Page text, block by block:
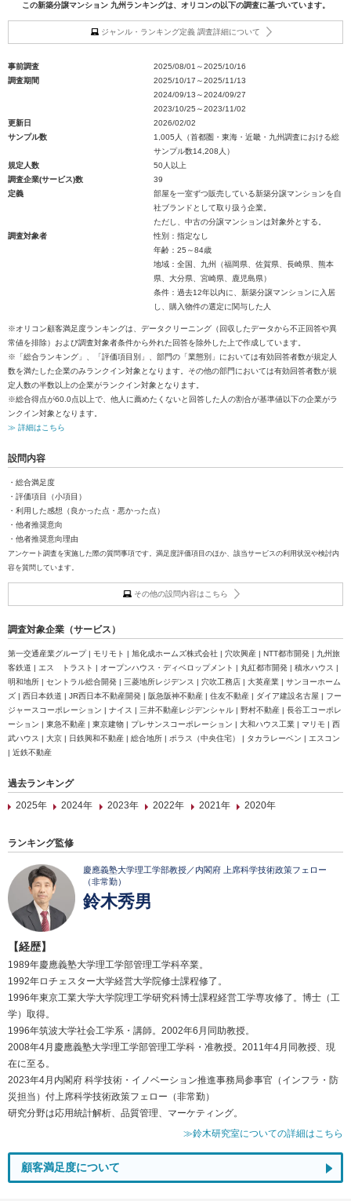
この新築分譲マンション 九州ランキングは、オリコンの以下の調査に基づいています。
ジャンル・ランキング定義 調査詳細について
事前調査
2025/08/01～2025/10/16
調査期間
2025/10/17～2025/11/13
2024/09/13～2024/09/27
2023/10/25～2023/11/02
更新日
2026/02/02
サンプル数
1,005人（首都圏・東海・近畿・九州調査における総
サンプル数14,208人）
規定人数
50人以上
調査企業(サービス)数
39
定義
部屋を一室ずつ販売している新築分譲マンションを自
社ブランドとして取り扱う企業。
ただし、中古の分譲マンションは対象外とする。
調査対象者
性別：指定なし
年齢：25～84歳
地域：全国、九州（福岡県、佐賀県、長崎県、熊本
県、大分県、宮崎県、鹿児島県）
条件：過去12年以内に、新築分譲マンションに入居
し、購入物件の選定に関与した人
※オリコン顧客満足度ランキングは、データクリーニング（回収したデータから不正回答や異
常値を排除）および調査対象者条件から外れた回答を除外した上で作成しています。
※「総合ランキング」、「評価項目別」、部門の「業態別」においては有効回答者数が規定人
数を満たした企業のみランクイン対象となります。その他の部門においては有効回答者数が規
定人数の半数以上の企業がランクイン対象となります。
※総合得点が60.0点以上で、他人に薦めたくないと回答した人の割合が基準値以下の企業がラ
ンクイン対象となります。
≫ 詳細はこちら
設問内容
・総合満足度
・評価項目（小項目）
・利用した感想（良かった点・悪かった点）
・他者推奨意向
・他者推奨意向理由
アンケート調査を実施した際の質問事項です。満足度評価項目のほか、該当サービスの利用状況や検討内
容を質問しています。
その他の設問内容はこちら
調査対象企業（サービス）
第一交通産業グループ | モリモト | 旭化成ホームズ株式会社 | 穴吹興産 | NTT都市開発 | 九州旅
客鉄道 | エス トラスト | オープンハウス・ディベロップメント | 丸紅都市開発 | 積水ハウス |
明和地所 | セントラル総合開発 | 三菱地所レジデンス | 穴吹工務店 | 大英産業 | サンヨーホーム
ズ | 西日本鉄道 | JR西日本不動産開発 | 阪急阪神不動産 | 住友不動産 | ダイア建設名古屋 | フー
ジャースコーポレーション | ナイス | 三井不動産レジデンシャル | 野村不動産 | 長谷工コーポレ
ーション | 東急不動産 | 東京建物 | プレサンスコーポレーション | 大和ハウス工業 | マリモ | 西
武ハウス | 大京 | 日鉄興和不動産 | 総合地所 | ポラス（中央住宅） | タカラレーベン | エスコン
| 近鉄不動産
過去ランキング
2025年
2024年 2023年 2022年 2021年 2020年
ランキング監修
慶應義塾大学理工学部教授／内閣府 上席科学技術政策フェロー
（非常勤）
鈴木秀男
【経歴】
1989年慶應義塾大学理工学部管理工学科卒業。
1992年ロチェスター大学経営大学院修士課程修了。
1996年東京工業大学大学院理工学研究科博士課程経営工学専攻修了。博士（工
学）取得。
1996年筑波大学社会工学系・講師。2002年6月同助教授。
2008年4月慶應義塾大学理工学部管理工学科・准教授。2011年4月同教授、現
在に至る。
2023年4月内閣府 科学技術・イノベーション推進事務局参事官（インフラ・防
災担当）付上席科学技術政策フェロー（非常勤）
研究分野は応用統計解析、品質管理、マーケティング。
≫鈴木研究室についての詳細はこちら
顧客満足度について